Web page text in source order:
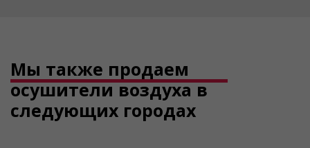
Мы также продаем
осушители воздуха в
следующих городах